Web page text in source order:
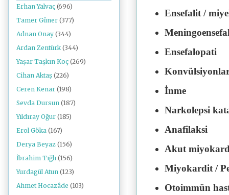
Ensefalit /
Ensefalopati
İnme
Narkolepsi
Anafilaksi
Akut
Miyokardit /
Otoimmün
Erhan Yalvaç (696)
Tamer Güner (377)
Adnan Onay (344)
Ardan Zentürk (344)
Yaşar Taşkın Koç (269)
Cihan Aktaş (226)
Ceren Kenar (198)
Sevda Dursun (187)
Yıldıray Oğur (185)
Erol Göka (167)
Derya Beyaz (156)
İbrahim Tığlı (156)
Yurdagül Atun (123)
Ahmet Hocazâde (103)